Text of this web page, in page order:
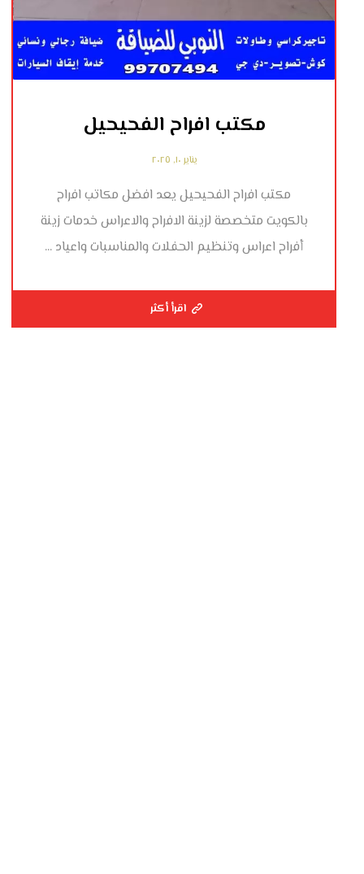
مكتب افراح الفحيحيل
يناير ١٠, ٢٠٢٥
مكتب افراح الفحيحيل يعد افضل مكاتب افراح
بالكويت متخصصة لزينة الافراح والاعراس خدمات زينة
أفراح اعراس وتنظيم الحفلات والمناسبات واعياد ...
اقرأ أكثر